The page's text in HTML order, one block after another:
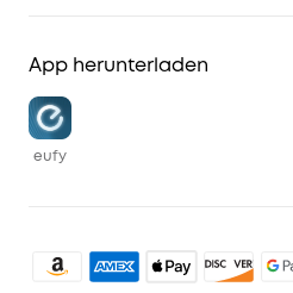
App herunterladen
eufy